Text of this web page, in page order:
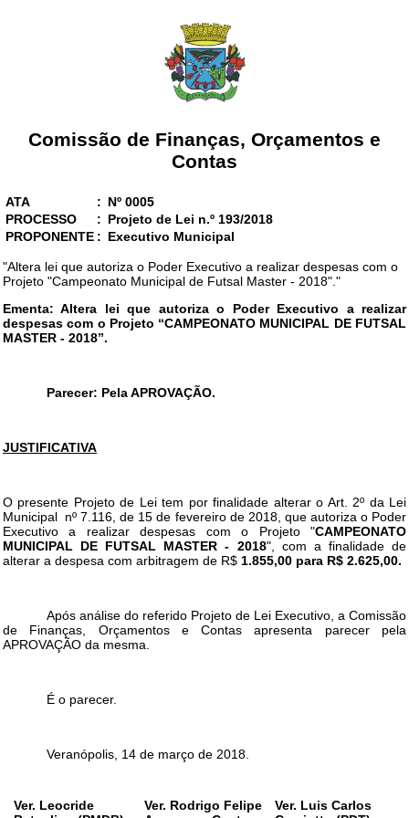
Comissão de Finanças, Orçamentos e
Contas
ATA : Nº 0005
PROCESSO
: Projeto de Lei n.º 193/2018
PROPONENTE : Executivo Municipal
"Altera lei que autoriza o Poder Executivo a realizar despesas com o
Projeto "Campeonato Municipal de Futsal Master - 2018"."
Ementa: Altera lei que autoriza o Poder Executivo a realizar
despesas com o Projeto “CAMPEONATO MUNICIPAL DE FUTSAL
MASTER - 2018”.
Parecer: Pela APROVAÇÃO.
JUSTIFICATIVA
O presente Projeto de Lei tem por finalidade alterar o Art. 2º da Lei
Municipal nº 7.116, de 15 de fevereiro de 2018, que autoriza o Poder
Executivo a realizar despesas com o Projeto "CAMPEONATO
MUNICIPAL DE FUTSAL MASTER - 2018", com a finalidade de
alterar a despesa com arbitragem de R$ 1.855,00 para R$ 2.625,00.
Após análise do referido Projeto de Lei Executivo, a Comissão
de Finanças, Orçamentos e Contas apresenta parecer pela
APROVAÇÃO da mesma.
É o parecer.
Veranópolis, 14 de março de 2018.
Ver. Leocride
Ver. Rodrigo Felipe
Ver. Luis Carlos